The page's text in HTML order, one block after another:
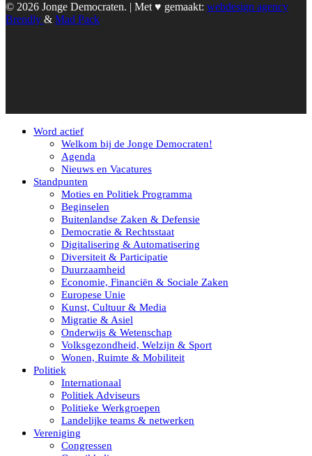
© 2026 Jonge Democraten. | Met ♥︎ gemaakt: webdesign agency
Brendly & Mad Pack
Word actief
Welkom bij de Jonge Democraten!
Agenda
Nieuws en Vacatures
Standpunten
Moties en Politiek Programma
Beginselen
Buitenlandse Zaken & Defensie
Democratie & Rechtsstaat
Digitalisering & Automatisering
Diversiteit & Participatie
Duurzaamheid
Economie, Financiën & Sociale Zaken
Europese Unie
Kunst, Cultuur & Media
Migratie & Asiel
Onderwijs & Wetenschap
Volksgezondheid, Welzijn & Sport
Wonen, Ruimte & Mobiliteit
Politiek
Internationaal
Politiek Adviseurs
Politieke Werkgroepen
Landelijke teams & netwerken
Vereniging
Congressen